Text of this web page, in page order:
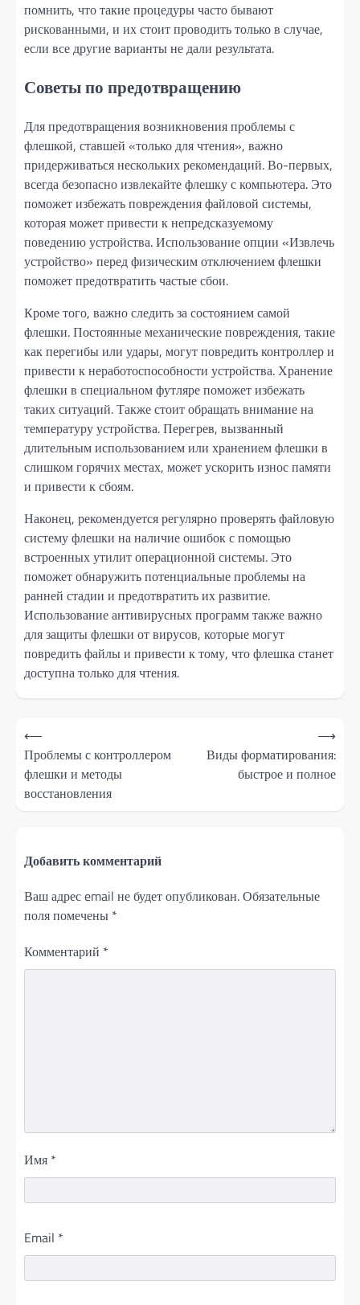
помнить, что такие процедуры часто бывают
рискованными, и их стоит проводить только в случае,
если все другие варианты не дали результата.
Советы по предотвращению
Для предотвращения возникновения проблемы с
флешкой, ставшей «только для чтения», важно
придерживаться нескольких рекомендаций. Во-первых,
всегда безопасно извлекайте флешку с компьютера. Это
поможет избежать повреждения файловой системы,
которая может привести к непредсказуемому
поведению устройства. Использование опции «Извлечь
устройство» перед физическим отключением флешки
поможет предотвратить частые сбои.
Кроме того, важно следить за состоянием самой
флешки. Постоянные механические повреждения, такие
как перегибы или удары, могут повредить контроллер и
привести к неработоспособности устройства. Хранение
флешки в специальном футляре поможет избежать
таких ситуаций. Также стоит обращать внимание на
температуру устройства. Перегрев, вызванный
длительным использованием или хранением флешки в
слишком горячих местах, может ускорить износ памяти
и привести к сбоям.
Наконец, рекомендуется регулярно проверять файловую
систему флешки на наличие ошибок с помощью
встроенных утилит операционной системы. Это
поможет обнаружить потенциальные проблемы на
ранней стадии и предотвратить их развитие.
Использование антивирусных программ также важно
для защиты флешки от вирусов, которые могут
повредить файлы и привести к тому, что флешка станет
доступна только для чтения.
Навигация
по
записям
⟵
Проблемы с контроллером
флешки и методы
восстановления
Виды форматирования:
быстрое и полное
⟶
Добавить комментарий
Ваш адрес email не будет опубликован.Обязательные
поля помечены *
Комментарий *
Имя *
Email *